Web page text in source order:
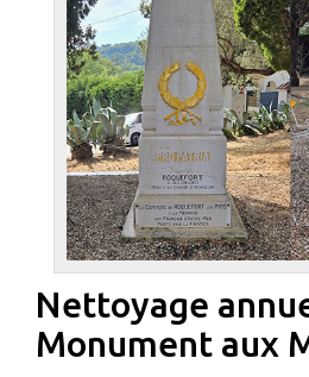
Nettoyage
Monument aux